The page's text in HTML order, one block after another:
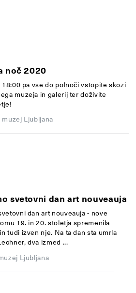
noč 2020
pa vse do polnoči vstopite skozi
muzeja in galerij ter doživite
Ljubljana
svetovni dan art nouveauja
dan art nouveauja - nove
19. in 20. stoletja spremenila
tudi izven nje. Na ta dan sta umrla
dva izmed ...
Ljubljana